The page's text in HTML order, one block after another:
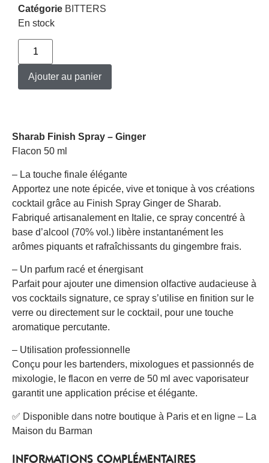
Catégorie BITTERS
En stock
Ajouter au panier
Sharab Finish Spray – Ginger
Flacon 50 ml
– La touche finale élégante
Apportez une note épicée, vive et tonique à vos créations
cocktail grâce au Finish Spray Ginger de Sharab.
Fabriqué artisanalement en Italie, ce spray concentré à
base d’alcool (70% vol.) libère instantanément les
arômes piquants et rafraîchissants du gingembre frais.
– Un parfum racé et énergisant
Parfait pour ajouter une dimension olfactive audacieuse à
vos cocktails signature, ce spray s’utilise en finition sur le
verre ou directement sur le cocktail, pour une touche
aromatique percutante.
– Utilisation professionnelle
Conçu pour les bartenders, mixologues et passionnés de
mixologie, le flacon en verre de 50 ml avec vaporisateur
garantit une application précise et élégante.
✅ Disponible dans notre boutique à Paris et en ligne – La
Maison du Barman
INFORMATIONS COMPLÉMENTAIRES